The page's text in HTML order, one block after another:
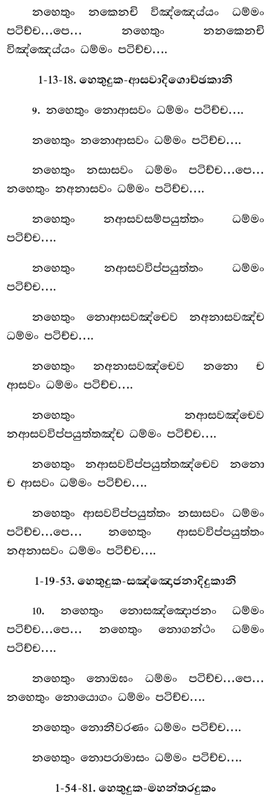
නහෙතුං නකෙනචි විඤ්ඤෙය්යං ධම්මං
පටිච්ච…පෙ… නහෙතුං නනකෙනචි
විඤ්ඤෙය්යං ධම්මං පටිච්ච….
1-13-18. හෙතුදුක-ආසවාදිගොච්ඡකානි
9. නහෙතුං නොආසවං ධම්මං පටිච්ච….
නහෙතුං නනොආසවං ධම්මං පටිච්ච….
නහෙතුං නසාසවං ධම්මං පටිච්ච…පෙ…
නහෙතුං නඅනාසවං ධම්මං පටිච්ච….
නහෙතුං නආසවසම්පයුත්තං ධම්මං
පටිච්ච….
නහෙතුං නආසවවිප්පයුත්තං ධම්මං
පටිච්ච….
නහෙතුං නොආසවඤ්චෙව නඅනාසවඤ්ච
ධම්මං පටිච්ච….
නහෙතුං නඅනාසවඤ්චෙව නනො ච
ආසවං ධම්මං පටිච්ච….
නහෙතුං නආසවඤ්චෙව
නආසවවිප්පයුත්තඤ්ච ධම්මං පටිච්ච….
නහෙතුං නආසවවිප්පයුත්තඤ්චෙව නනො
ච ආසවං ධම්මං පටිච්ච….
නහෙතුං ආසවවිප්පයුත්තං නසාසවං ධම්මං
පටිච්ච…පෙ… නහෙතුං ආසවවිප්පයුත්තං
නඅනාසවං ධම්මං පටිච්ච….
1-19-53. හෙතුදුක-සඤ්ඤොජනාදිදුකානි
10. නහෙතුං නොසඤ්ඤොජනං ධම්මං
පටිච්ච…පෙ… නහෙතුං නොගන්ථං ධම්මං
පටිච්ච….
නහෙතුං නොඔඝං ධම්මං පටිච්ච…පෙ…
නහෙතුං නොයොගං ධම්මං පටිච්ච….
නහෙතුංනොනීවරණං ධම්මං පටිච්ච….
නහෙතුං නොපරාමාසං ධම්මං පටිච්ච….
1-54-81. හෙතුදුක-මහන්තරදුකං